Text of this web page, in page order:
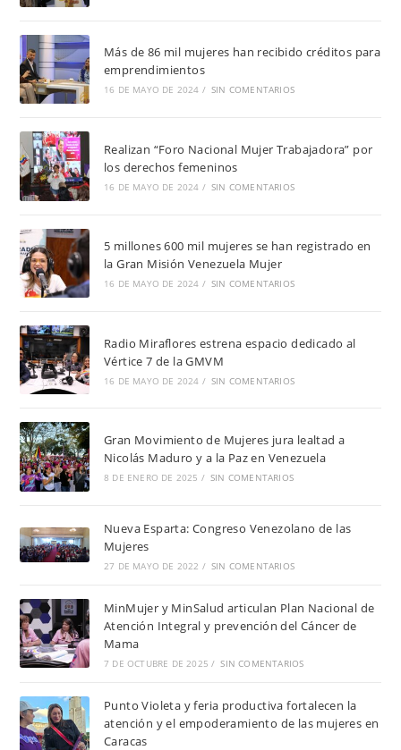
Más de 86 mil mujeres han recibido créditos para
emprendimientos
16 DE MAYO DE 2024 / SIN COMENTARIOS
Realizan “Foro Nacional Mujer Trabajadora” por
los derechos femeninos
16 DE MAYO DE 2024 / SIN COMENTARIOS
5 millones 600 mil mujeres se han registrado en
la Gran Misión Venezuela Mujer
16 DE MAYO DE 2024 / SIN COMENTARIOS
Radio Miraflores estrena espacio dedicado al
Vértice 7 de la GMVM
16 DE MAYO DE 2024 / SIN COMENTARIOS
Gran Movimiento de Mujeres jura lealtad a
Nicolás Maduro y a la Paz en Venezuela
8 DE ENERO DE 2025 / SIN COMENTARIOS
Nueva Esparta: Congreso Venezolano de las
Mujeres
27 DE MAYO DE 2022 / SIN COMENTARIOS
MinMujer y MinSalud articulan Plan Nacional de
Atención Integral y prevención del Cáncer de
Mama
7 DE OCTUBRE DE 2025 / SIN COMENTARIOS
Punto Violeta y feria productiva fortalecen la
atención y el empoderamiento de las mujeres en
Caracas